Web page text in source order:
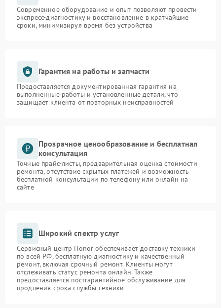
Современное оборудование и опыт позволяют провести
экспресс-диагностику и восстановление в кратчайшие
сроки, минимизируя время без устройства
Гарантия на работы и запчасти
Предоставляется документированная гарантия на
выполненные работы и установленные детали, что
защищает клиента от повторных неисправностей
Прозрачное ценообразование и бесплатная
консультация
Точные прайс-листы, предварительная оценка стоимости
ремонта, отсутствие скрытых платежей и возможность
бесплатной консультации по телефону или онлайн на
сайте
Широкий спектр услуг
Сервисный центр Honor обеспечивает доставку техники
по всей РФ, бесплатную диагностику и качественный
ремонт, включая срочный ремонт. Клиенты могут
отслеживать статус ремонта онлайн. Также
предоставляется постгарантийное обслуживание для
продления срока службы техники